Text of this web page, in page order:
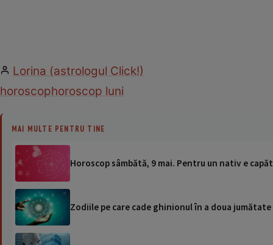
Lorina (astrologul Click!)
horoscophoroscop luni
MAI MULTE PENTRU TINE
Horoscop sâmbătă, 9 mai. Pentru un nativ e
Zodiile pe care cade ghinionul în a doua